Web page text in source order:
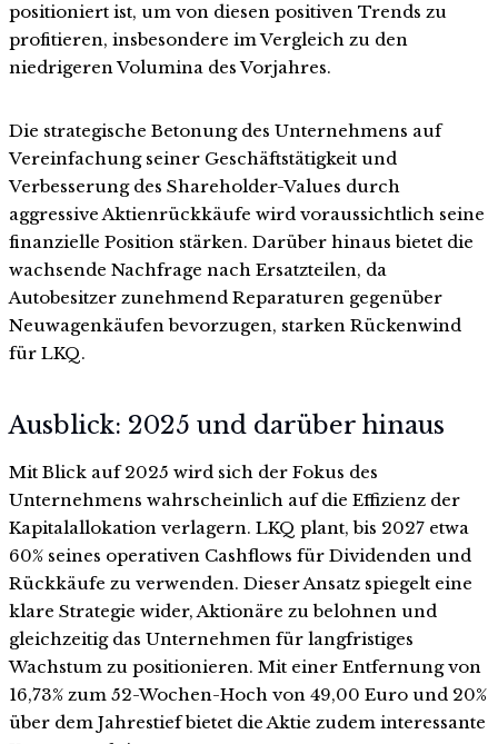
positioniert ist, um von diesen positiven Trends zu
profitieren, insbesondere im Vergleich zu den
niedrigeren Volumina des Vorjahres.
Die strategische Betonung des Unternehmens auf
Vereinfachung seiner Geschäftstätigkeit und
Verbesserung des Shareholder-Values durch
aggressive Aktienrückkäufe wird voraussichtlich seine
finanzielle Position stärken. Darüber hinaus bietet die
wachsende Nachfrage nach Ersatzteilen, da
Autobesitzer zunehmend Reparaturen gegenüber
Neuwagenkäufen bevorzugen, starken Rückenwind
für LKQ.
Ausblick: 2025 und darüber hinaus
Mit Blick auf 2025 wird sich der Fokus des
Unternehmens wahrscheinlich auf die Effizienz der
Kapitalallokation verlagern. LKQ plant, bis 2027 etwa
60% seines operativen Cashflows für Dividenden und
Rückkäufe zu verwenden. Dieser Ansatz spiegelt eine
klare Strategie wider, Aktionäre zu belohnen und
gleichzeitig das Unternehmen für langfristiges
Wachstum zu positionieren. Mit einer Entfernung von
16,73% zum 52-Wochen-Hoch von 49,00 Euro und 20%
über dem Jahrestief bietet die Aktie zudem interessante